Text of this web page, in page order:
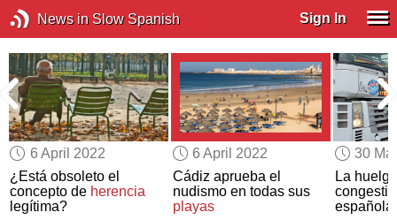
News in Slow Spanish Sign In
6 April 2022
¿Está obsoleto el
concepto de herencia
legítima?
6 April 2022
Cádiz aprueba el
nudismo en todas sus
playas
30
La
española